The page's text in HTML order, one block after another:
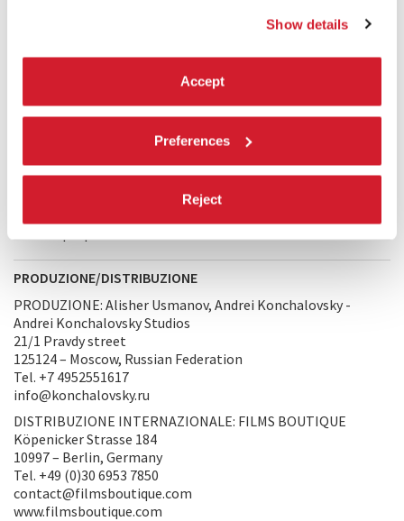
Show details
Accept
Preferences
Reject
Volevo fare un film sulla generazione dei miei genitori, quella
che ha combattuto ed è sopravvissuta alla Seconda guerra
Patria, per Stalin” e con una fiducia incondizionata negli
ideali comunisti: milioni di persone che cercavano di fondare
accuratezza un fatto realmente accaduto e un’epoca in cui la
storia ha rivelato l’incolmabile divario fra gli ideali del
comunismo e la drammatica realtà dei fatti. Questo film è un
tributo alla purezza di quella generazione, ai suoi sacrifici e
PRODUZIONE/DISTRIBUZIONE
PRODUZIONE: Alisher Usmanov, Andrei Konchalovsky -
Andrei Konchalovsky Studios
21/1 Pravdy street
125124 – Moscow, Russian Federation
Tel. +7 4952551617
info@konchalovsky.ru
DISTRIBUZIONE INTERNAZIONALE: FILMS BOUTIQUE
Köpenicker Strasse 184
10997 – Berlin, Germany
Tel. +49 (0)30 6953 7850
contact@filmsboutique.com
www.filmsboutique.com